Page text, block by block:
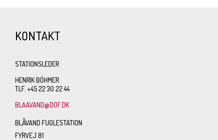
KONTAKT
STATIONSLEDER
HENRIK BÖHMER
TLF. +45 22 30 22 44
BLAAVAND@DOF.DK
BLÅVAND FUGLESTATION
FYRVEJ 81